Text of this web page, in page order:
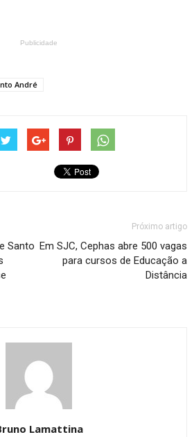
Publicidade
André
Santo
Próximo artigo
Em SJC, Cephas abre 500 vagas
para cursos de Educação a
Distância
Lamattina